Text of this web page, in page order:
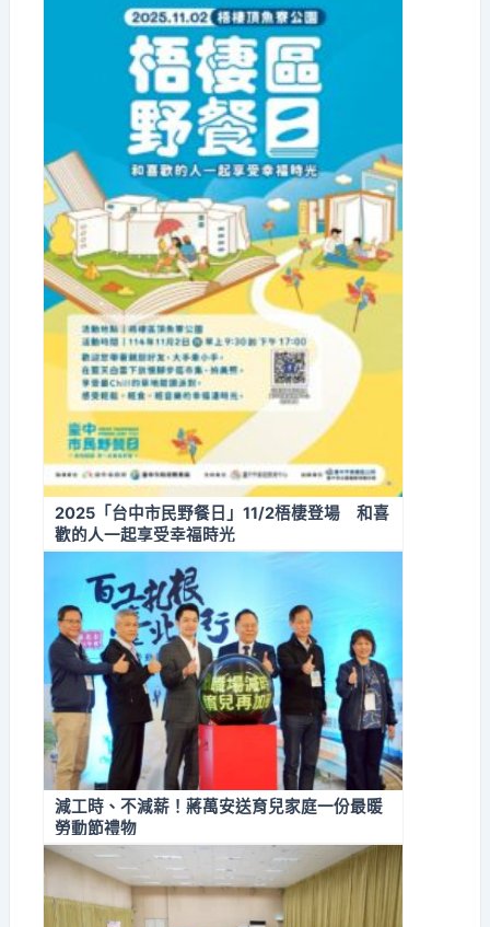
2025「台中市民野餐日」11/2梧棲登場 和喜
歡的人一起享受幸福時光
減工時、不減薪！蔣萬安送育兒家庭一份最暖
勞動節禮物